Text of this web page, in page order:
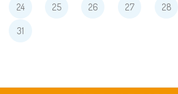
24 25 26 27 28
31